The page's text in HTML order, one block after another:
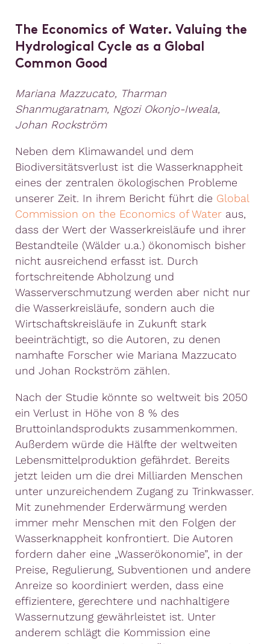
The Economics of Water. Valuing the
Hydrological Cycle as a Global
Common Good
Mariana Mazzucato, Tharman
Shanmugaratnam, Ngozi Okonjo-Iweala,
Johan Rockström
Neben dem Klimawandel und dem
Biodiversitätsverlust ist die Wasserknappheit
eines der zentralen ökologischen Probleme
unserer Zeit. In ihrem Bericht führt die Global
Commission on the Economics of Water aus,
dass der Wert der Wasserkreisläufe und ihrer
Bestandteile (Wälder u.a.) ökonomisch bisher
nicht ausreichend erfasst ist. Durch
fortschreitende Abholzung und
Wasserverschmutzung werden aber nicht nur
die Wasserkreisläufe, sondern auch die
Wirtschaftskreisläufe in Zukunft stark
beeinträchtigt, so die Autoren, zu denen
namhafte Forscher wie Mariana Mazzucato
und Johan Rockström zählen.
Nach der Studie könnte so weltweit bis 2050
ein Verlust in Höhe von 8 % des
Bruttoinlandsprodukts zusammenkommen.
Außerdem würde die Hälfte der weltweiten
Lebensmittelproduktion gefährdet. Bereits
jetzt leiden um die drei Milliarden Menschen
unter unzureichendem Zugang zu Trinkwasser.
Mit zunehmender Erderwärmung werden
immer mehr Menschen mit den Folgen der
Wasserknappheit konfrontiert. Die Autoren
fordern daher eine „Wasserökonomie”, in der
Preise, Regulierung, Subventionen und andere
Anreize so koordiniert werden, dass eine
effizientere, gerechtere und nachhaltigere
Wassernutzung gewährleistet ist. Unter
anderem schlägt die Kommission eine